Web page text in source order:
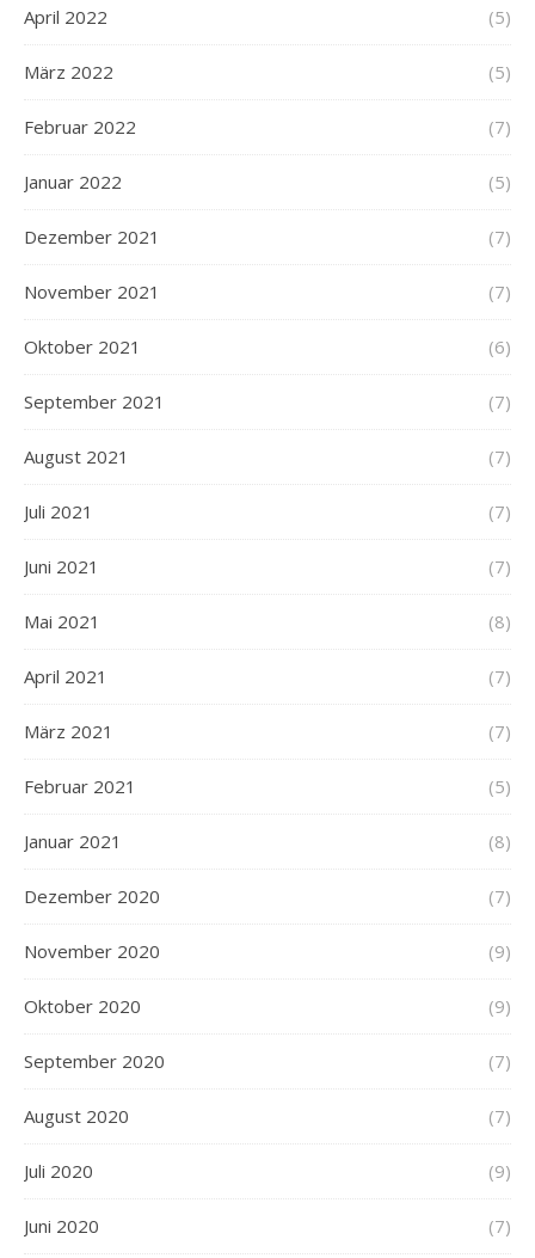
April 2022 (5)
März 2022 (5)
Februar 2022 (7)
Januar 2022 (5)
Dezember 2021 (7)
November 2021 (7)
Oktober 2021 (6)
September 2021 (7)
August 2021 (7)
Juli 2021 (7)
Juni 2021 (7)
Mai 2021 (8)
April 2021 (7)
März 2021 (7)
Februar 2021 (5)
Januar 2021 (8)
Dezember 2020 (7)
November 2020 (9)
Oktober 2020 (9)
September 2020 (7)
August 2020 (7)
Juli 2020 (9)
Juni 2020 (7)